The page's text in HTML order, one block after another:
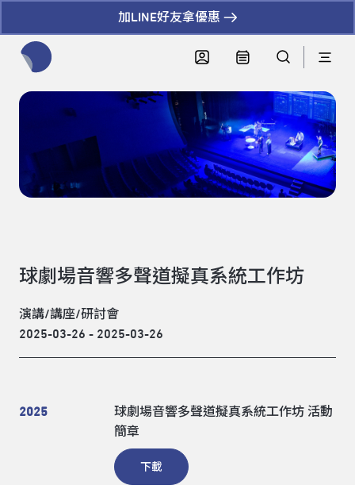
加LINE好友拿優惠
球劇場音響多聲道擬真系統工作坊
演講/講座/研討會
2025-03-26 - 2025-03-26
2025
球劇場音響多聲道擬真系統工作坊 活動
簡章
下載